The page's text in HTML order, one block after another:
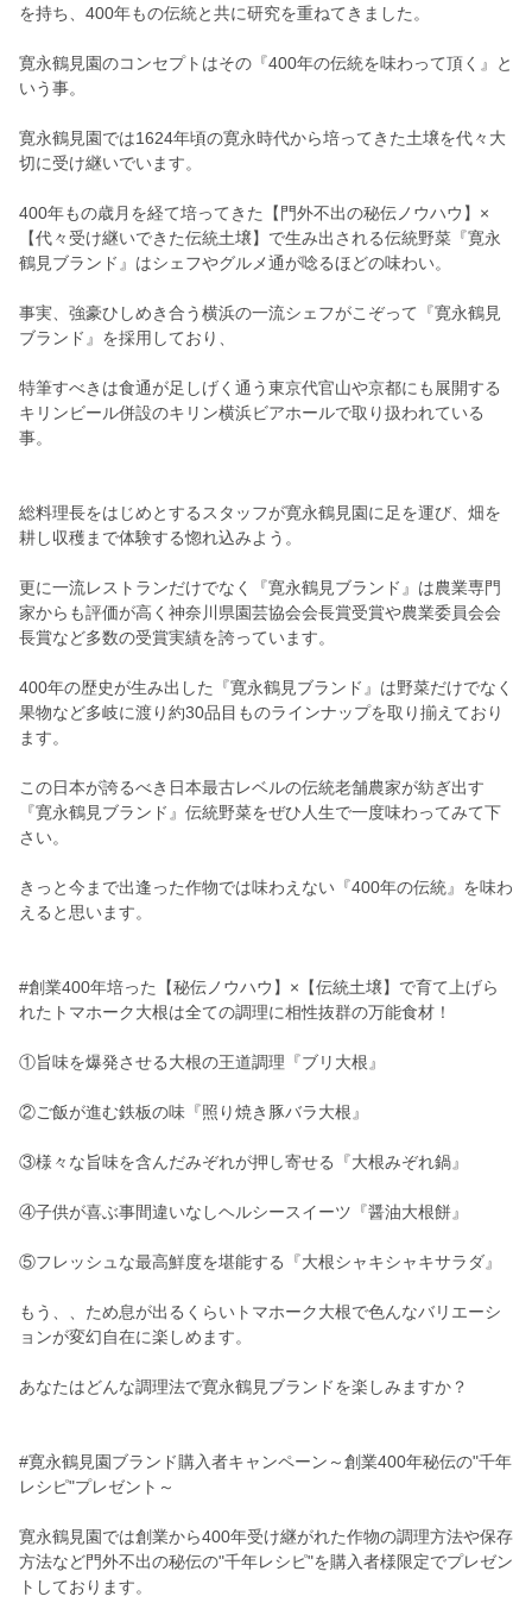
を持ち、400年もの伝統と共に研究を重ねてきました。
寛永鶴見園のコンセプトはその『400年の伝統を味わって頂く』と
いう事。
寛永鶴見園では1624年頃の寛永時代から培ってきた土壌を代々大
切に受け継いでいます。
400年もの歳月を経て培ってきた【門外不出の秘伝ノウハウ】×
【代々受け継いできた伝統土壌】で生み出される伝統野菜『寛永
鶴見ブランド』はシェフやグルメ通が唸るほどの味わい。
事実、強豪ひしめき合う横浜の一流シェフがこぞって『寛永鶴見
ブランド』を採用しており、
特筆すべきは食通が足しげく通う東京代官山や京都にも展開する
キリンビール併設のキリン横浜ビアホールで取り扱われている
事。
総料理長をはじめとするスタッフが寛永鶴見園に足を運び、畑を
耕し収穫まで体験する惚れ込みよう。
更に一流レストランだけでなく『寛永鶴見ブランド』は農業専門
家からも評価が高く神奈川県園芸協会会長賞受賞や農業委員会会
長賞など多数の受賞実績を誇っています。
400年の歴史が生み出した『寛永鶴見ブランド』は野菜だけでなく
果物など多岐に渡り約30品目ものラインナップを取り揃えており
ます。
この日本が誇るべき日本最古レベルの伝統老舗農家が紡ぎ出す
『寛永鶴見ブランド』伝統野菜をぜひ人生で一度味わってみて下
さい。
きっと今まで出逢った作物では味わえない『400年の伝統』を味わ
えると思います。
#創業400年培った【秘伝ノウハウ】×【伝統土壌】で育て上げら
れたトマホーク大根は全ての調理に相性抜群の万能食材！
①旨味を爆発させる大根の王道調理『ブリ大根』
②ご飯が進む鉄板の味『照り焼き豚バラ大根』
③様々な旨味を含んだみぞれが押し寄せる『大根みぞれ鍋』
④子供が喜ぶ事間違いなしヘルシースイーツ『醤油大根餅』
⑤フレッシュな最高鮮度を堪能する『大根シャキシャキサラダ』
もう、、ため息が出るくらいトマホーク大根で色んなバリエーシ
ョンが変幻自在に楽しめます。
あなたはどんな調理法で寛永鶴見ブランドを楽しみますか？
#寛永鶴見園ブランド購入者キャンペーン～創業400年秘伝の"千年
レシピ"プレゼント～
寛永鶴見園では創業から400年受け継がれた作物の調理方法や保存
方法など門外不出の秘伝の"千年レシピ"を購入者様限定でプレゼン
トしております。